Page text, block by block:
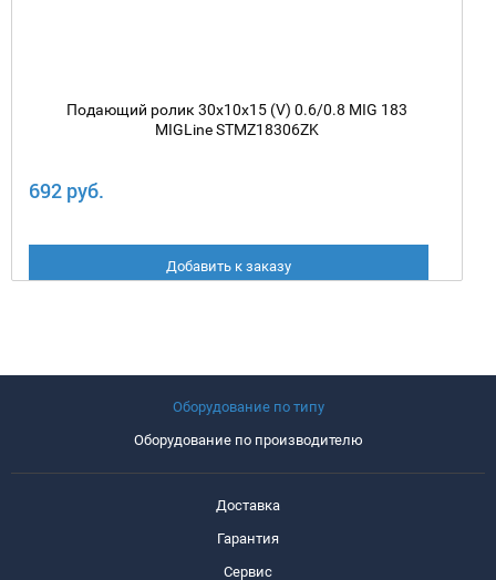
Подающий ролик 30х10х15 (V) 0.6/0.8 MIG 183
MIGLine STMZ18306ZK
692 руб.
Добавить к заказу
Оборудование по типу
Оборудование по производителю
Доставка
Гарантия
Сервис